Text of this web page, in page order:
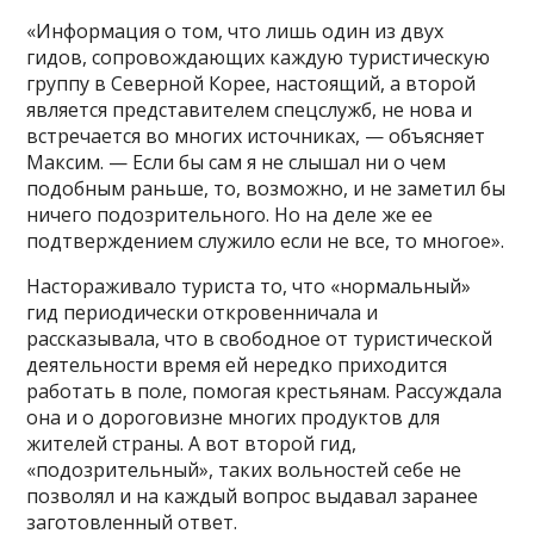
«Информация о том, что лишь один из двух
гидов, сопровождающих каждую туристическую
группу в Северной Корее, настоящий, а второй
является представителем спецслужб, не нова и
встречается во многих источниках, — объясняет
Максим. — Если бы сам я не слышал ни о чем
подобным раньше, то, возможно, и не заметил бы
ничего подозрительного. Но на деле же ее
подтверждением служило если не все, то многое».
Настораживало туриста то, что «нормальный»
гид периодически откровенничала и
рассказывала, что в свободное от туристической
деятельности время ей нередко приходится
работать в поле, помогая крестьянам. Рассуждала
она и о дороговизне многих продуктов для
жителей страны. А вот второй гид,
«подозрительный», таких вольностей себе не
позволял и на каждый вопрос выдавал заранее
заготовленный ответ.